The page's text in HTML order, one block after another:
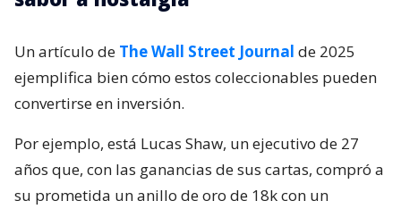
Un artículo de The Wall Street Journal de 2025
ejemplifica bien cómo estos coleccionables pueden
convertirse en inversión.
Por ejemplo, está Lucas Shaw, un ejecutivo de 27
años que, con las ganancias de sus cartas, compró a
su prometida un anillo de oro de 18k con un